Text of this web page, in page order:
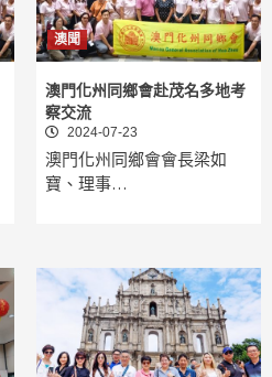
澳聞
澳門化州同鄉會赴茂名多地考
察交流
2024-07-23
澳門化州同鄉會會長梁如
寶、理事…